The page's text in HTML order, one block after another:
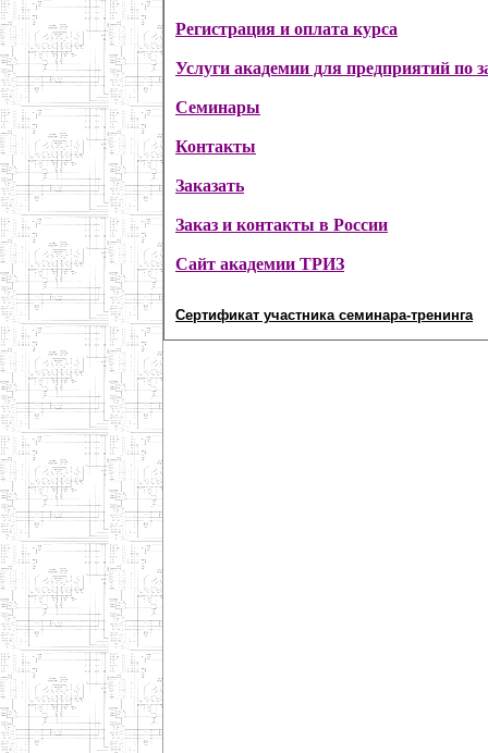
Регистрация и оплата курса
Услуги академии для предприятий по
Семинары
Контакты
Заказать
Заказ и контакты в России
Сайт академии ТРИЗ
Сертификат участника семинара-тренинга